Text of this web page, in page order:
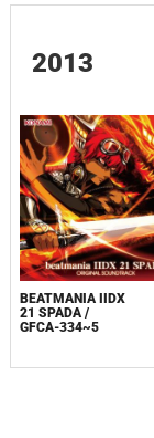
2013
BEATMANIA IIDX
21 SPADA /
GFCA-334~5